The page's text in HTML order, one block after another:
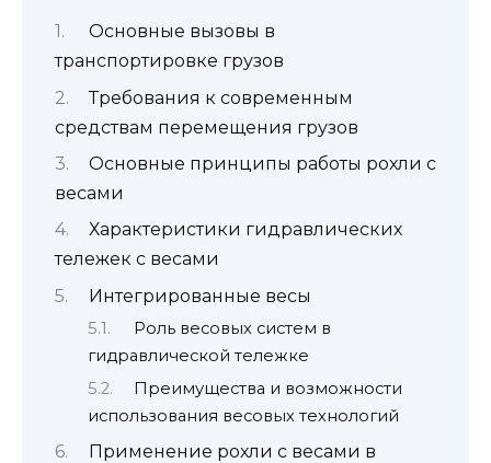
Основные вызовы в
транспортировке грузов
Требования к современным
средствам перемещения грузов
Основные принципы работы рохли с
весами
Характеристики гидравлических
тележек с весами
Интегрированные весы
Роль весовых систем в
гидравлической тележке
Преимущества и возможности
использования весовых технологий
Применение рохли с весами в